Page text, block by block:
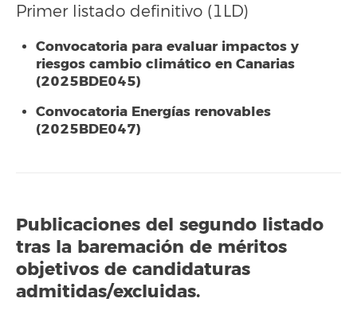
Primer listado definitivo (1LD)
Convocatoria para evaluar impactos y
riesgos cambio climático en Canarias
(2025BDE045)
Convocatoria Energías renovables
(2025BDE047)
Publicaciones del segundo listado
tras la baremación de méritos
objetivos de candidaturas
admitidas/excluidas.